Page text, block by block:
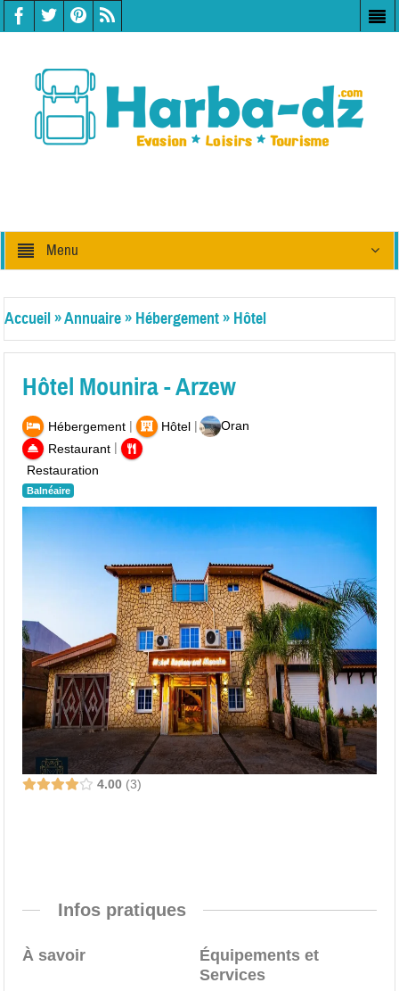
Menu
Accueil»Annuaire» Hébergement» Hôtel
Hôtel Mounira - Arzew
Hébergement| Hôtel|
Restaurant|
Restauration
Balnéaire
Oran
4.00 3
Infos pratiques
À savoir
Équipements et
Services